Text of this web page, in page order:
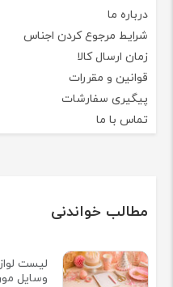
درباره ما
شرایط مرجوع کردن اجناس
زمان ارسال کالا
قوانین و مقررات
پیگیری سفارشات
تماس با ما
مطالب خواندنی
لیست
وسایل